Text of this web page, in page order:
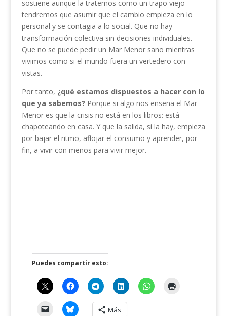
sostiene aunque la tratemos como un trapo viejo—
tendremos que asumir que el cambio empieza en lo
personal y se contagia a lo social. Que no hay
transformación colectiva sin decisiones individuales.
Que no se puede pedir un Mar Menor sano mientras
vivimos como si el mundo fuera un vertedero con
vistas.
Por tanto, ¿qué estamos dispuestos a hacer con lo
que ya sabemos? Porque si algo nos enseña el Mar
Menor es que la crisis no está en los libros: está
chapoteando en casa. Y que la salida, si la hay, empieza
por bajar el ritmo, aflojar el consumo y aprender, por
fin, a vivir con menos para vivir mejor.
Puedes compartir esto:
Más